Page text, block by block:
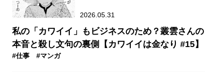
2026.05.31
私の「カワイイ」もビジネスのため？叢雲さんの
本音と殺し文句の裏側【カワイイは金なり #15】
#仕事 #マンガ